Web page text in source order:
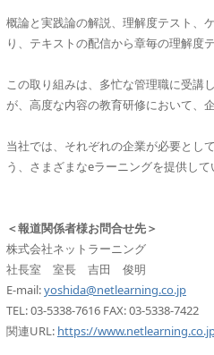
概論と実践論の解説、理解度テスト、
り、テキストの配信から章毎の理解度
この取り組みは、多忙な管理職に受講
が、高度な内容の教育研修において、
当社では、それぞれの企業が必要とし
う、さまざまなeラーニングを提供して
＜報道関係者様お問合せ先＞
株式会社ネットラーニング
社長室 室長 吉田 俊明
E-mail:yoshida@netlearning.co.jp
TEL: 03-5338-7616 FAX: 03-5338-7422
関連URL: https://